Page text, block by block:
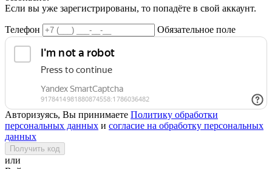
Если вы уже зарегистрированы, то попадёте в свой аккаунт.
Телефон Обязательное поле
Авторизуясь, Вы принимаете Политику обработки
персональных данных и согласие на обработку персональных
данных
Получить код
или